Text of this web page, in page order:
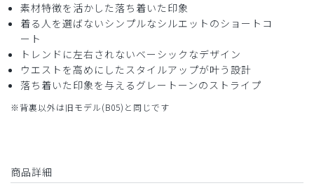
素材特徴を活かした落ち着いた印象
着る人を選ばないシンプルなシルエットのショートコ
ート
トレンドに左右されないベーシックなデザイン
ウエストを高めにしたスタイルアップが叶う設計
落ち着いた印象を与えるグレートーンのストライプ
※背裏以外は旧モデル(B05)と同じです
商品詳細